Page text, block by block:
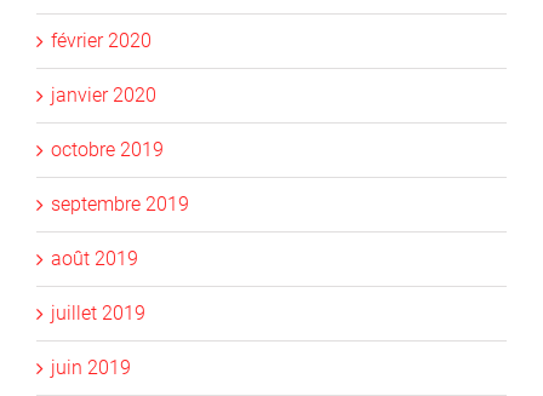
février 2020
janvier 2020
octobre 2019
septembre 2019
août 2019
juillet 2019
juin 2019